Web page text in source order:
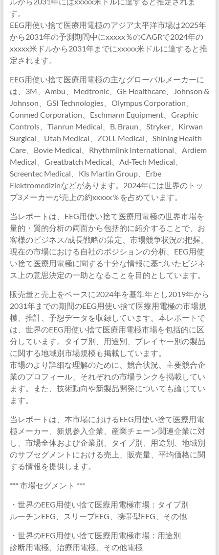
す。
EEG用使い捨て医療用電極のアジア太平洋市場は2025年
から2031年の予測期間中にxxxxx％のCAGRで2024年の
xxxxx米ドルから2031年までにxxxxx米ドルに達すると推
定されます。
EEG用使い捨て医療用電極の主なグローバルメーカーに
は、3M、Ambu、Medtronic、GE Healthcare、Johnson &
Johnson、GSI Technologies、Olympus Corporation、
Conmed Corporation、Eschmann Equipment、Graphic
Controls、Tianrun Medical、B. Braun、Stryker、Kirwan
Surgical、Utah Medical、ZOLL Medical、Shining Health
Care、Bovie Medical、Rhythmlink International、Ardiem
Medical、Greatbatch Medical、Ad-Tech Medical、
Screentec Medical、Kls Martin Group、Erbe
Elektromedizinなどがあります。2024年には世界のトッ
プ3メーカーが売上の約xxxxx％を占めています。
当レポートは、EEG用使い捨て医療用電極の世界市場を
量的・質的分析の両面から包括的に紹介することで、お
客様のビジネス/成長戦略の策定、市場競争状況の把握、
現在の市場における自社のポジションの分析、EEG用使
い捨て医療用電極に関する十分な情報に基づいたビジネ
ス上の意思決定の一助となることを目的としています。
販売量と売上をベースに2024年を基準年とし2019年から
2031年までの期間のEEG用使い捨て医療用電極の市場規
模、推計、予想データを収録しています。本レポートで
は、世界のEEG用使い捨て医療用電極市場を包括的に区
分しています。タイプ別、用途別、プレイヤー別の製品
に関する地域別市場規模も掲載しています。
市場のより詳細な理解のために、競合状況、主要競合企
業のプロフィール、それぞれの市場ランクを掲載してい
ます。また、技術動向や新製品開発についても論じてい
ます。
当レポートは、本市場におけるEEG用使い捨て医療用電
極メーカー、新規参入企業、産業チェーン関連企業に対
し、市場全体および企業別、タイプ別、用途別、地域別
のサブセグメントにおける売上、販売量、平均価格に関
する情報を提供します。
*** 市場セグメント ***
・世界のEEG用使い捨て医療用電極市場：タイプ別
ルーチンEEG、スリープEEG、携帯型EEG、その他
・世界のEEG用使い捨て医療用電極市場：用途別
診断用電極、治療用電極、その他電極